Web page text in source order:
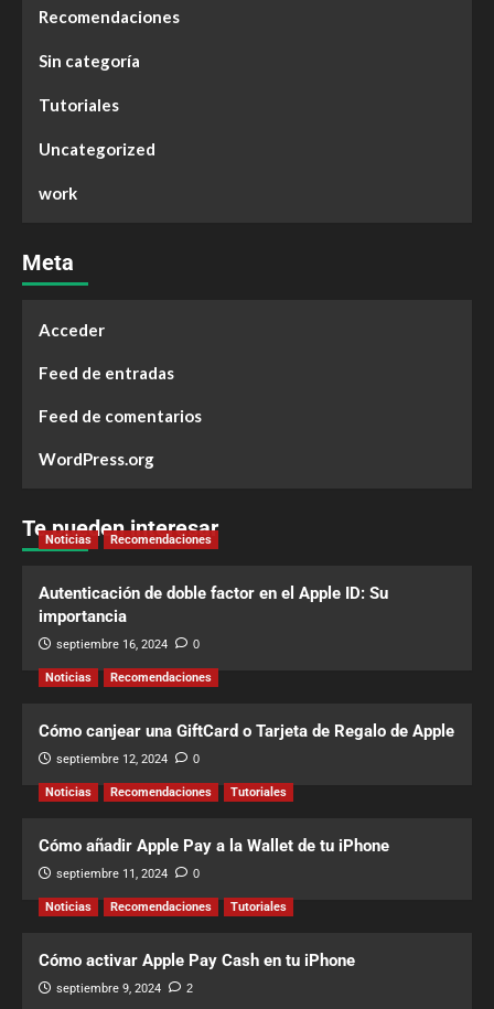
Recomendaciones
Sin categoría
Tutoriales
Uncategorized
work
Meta
Acceder
Feed de entradas
Feed de comentarios
WordPress.org
Te pueden interesar
Noticias Recomendaciones
Autenticación de doble factor en el Apple ID: Su
importancia
septiembre 16, 2024 0
Noticias Recomendaciones
Cómo canjear una GiftCard o Tarjeta de Regalo de Apple
septiembre 12, 2024 0
Noticias Recomendaciones Tutoriales
Cómo añadir Apple Pay a la Wallet de tu iPhone
septiembre 11, 2024 0
Noticias Recomendaciones Tutoriales
Cómo activar Apple Pay Cash en tu iPhone
septiembre 9, 2024 2